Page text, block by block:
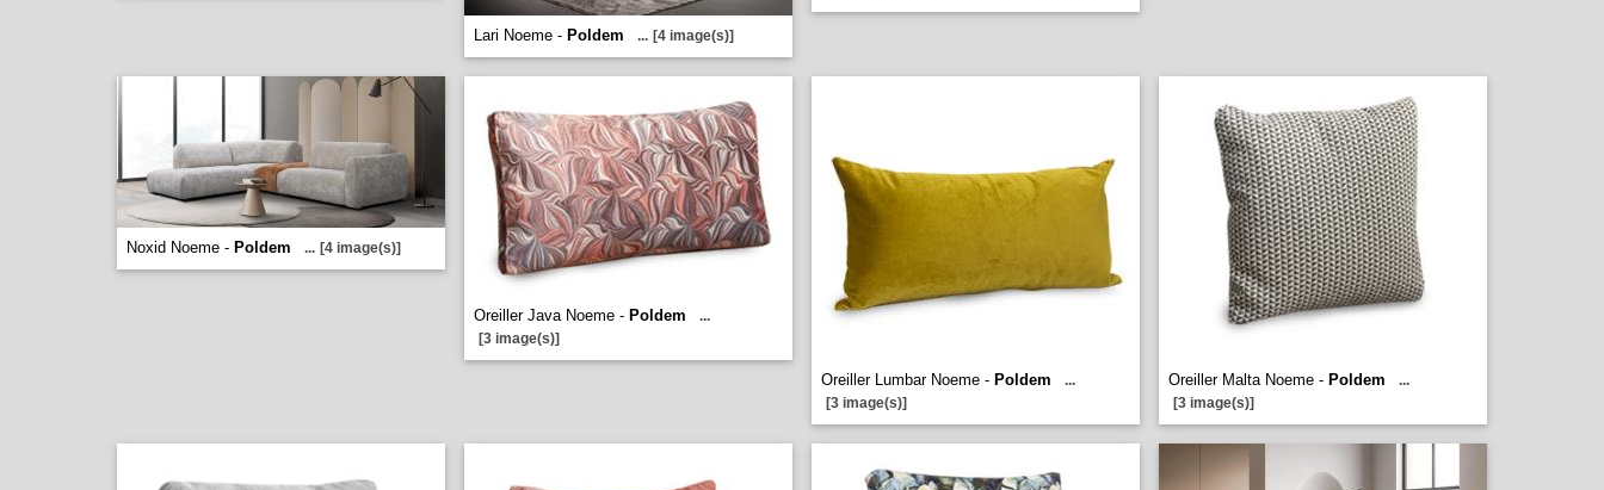
Lari Noeme - Poldem ... [4 image(s)]
Noxid Noeme - Poldem ... [4 image(s)]
Oreiller Java Noeme - Poldem
...
[3 image(s)]
Oreiller Lumbar Noeme - Poldem
...
[3 image(s)]
Oreiller Malta Noeme - Poldem
...
[3 image(s)]